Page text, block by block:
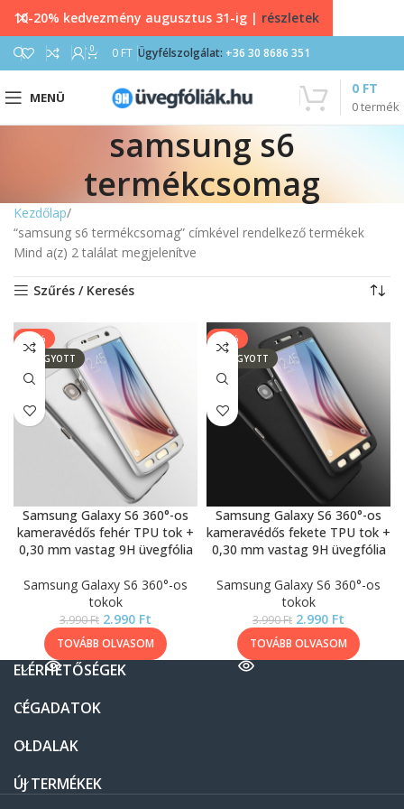
0 0 FT Ügyfélszolgálat: +36 30 8686 351
MENÜ
0termék
0 FT
samsung s6
termékcsomag
Kezdőlap
“samsung s6 termékcsomag” címkével rendelkező termékek
Mind a(z) 2 találat megjelenítve
Szűrés / Keresés
-25%
ELFOGYOTT
Samsung Galaxy S6 360°-os
kameravédős fehér TPU tok +
0,30 mm vastag 9H üvegfólia
Samsung Galaxy S6 360°-os
tokok
3.990Ft 2.990 Ft
TOVÁBB OLVASOM
-25%
ELFOGYOTT
Samsung Galaxy S6 360°-os
kameravédős fekete TPU tok +
0,30 mm vastag 9H üvegfólia
Samsung Galaxy S6 360°-os
tokok
3.990Ft 2.990 Ft
TOVÁBB OLVASOM
ELÉRHETŐSÉGEK
CÉGADATOK
OLDALAK
ÚJ TERMÉKEK
10-20% kedvezmény augusztus 31-ig | részletek